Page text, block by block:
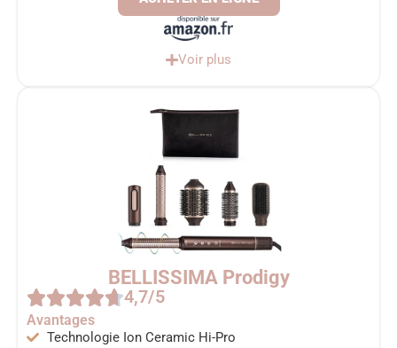
Voir plus
BELLISSIMA Prodigy
4,7/5
Avantages
Technologie Ion Ceramic Hi-Pro